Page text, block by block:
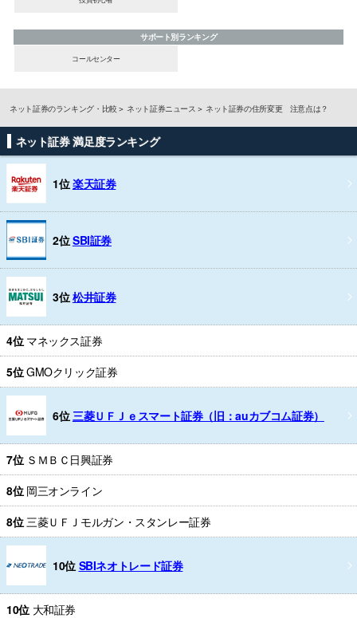
サポート別ランキング
コールセンター
ネット証券のランキング・比較 ネット証券ニュース ネット証券の住所変更 注意点は？
ネット証券 満足度ランキング
1位楽天証券
2位SBI証券
3位松井証券
4位 マネックス証券
5位GMOクリック証券
6位 三菱ＵＦＪｅスマート証券（旧：auカブコム証券）
7位 ＳＭＢＣ日興証券
8位 岡三オンライン
8位 三菱ＵＦＪモルガン・スタンレー証券
10位 SBIネオトレード証券
10位 大和証券